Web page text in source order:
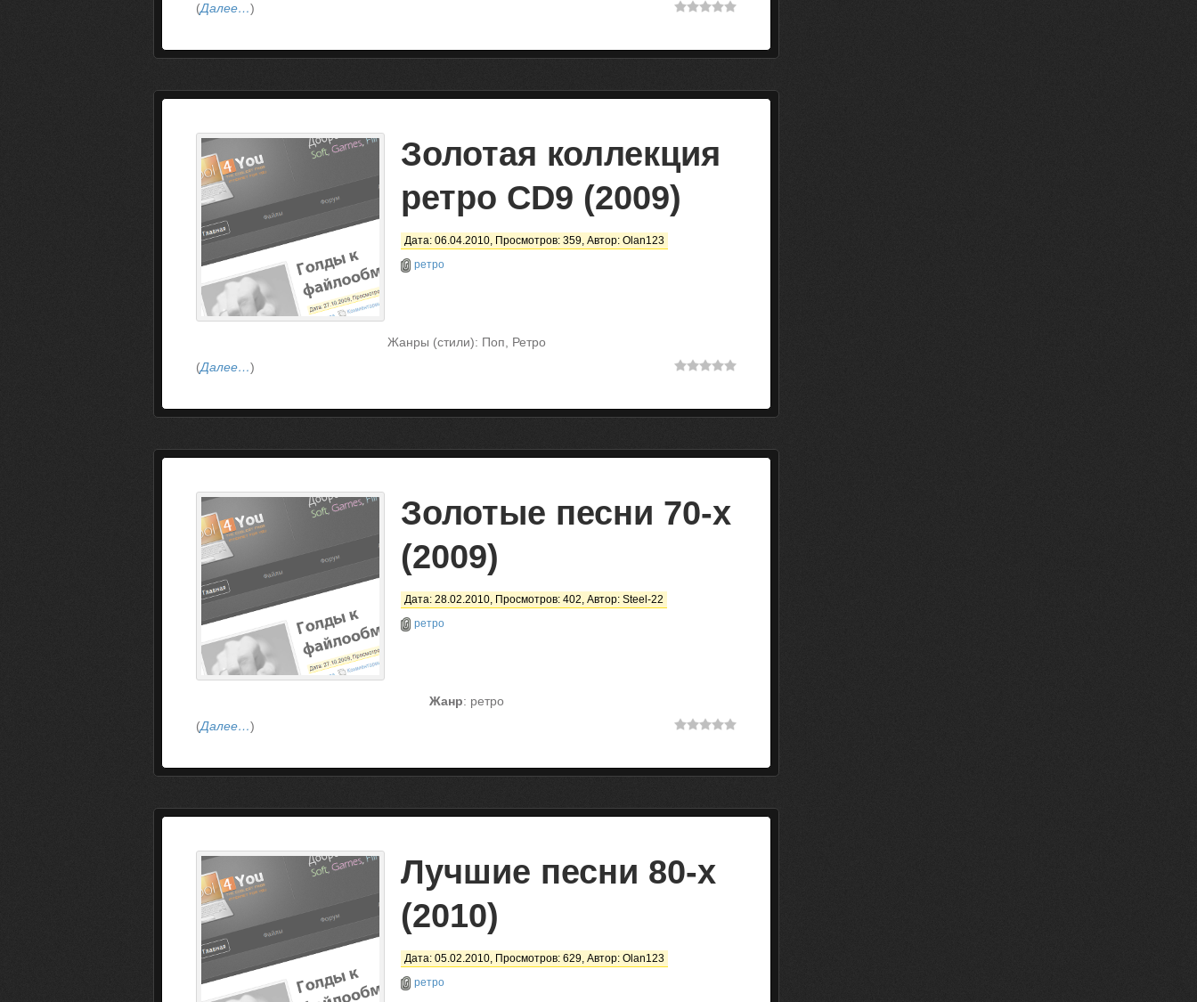
(Далее…)
Золотая коллекция
ретро CD9 (2009)
Дата: 06.04.2010, Просмотров: 359, Автор: Olan123
ретро
Жанры (стили): Поп, Ретро
(Далее…)
Золотые песни 70-х
(2009)
Дата: 28.02.2010, Просмотров: 402, Автор: Steel-22
ретро
Жанр: ретро
(Далее…)
Лучшие песни 80-х
(2010)
Дата: 05.02.2010, Просмотров: 629, Автор: Olan123
ретро